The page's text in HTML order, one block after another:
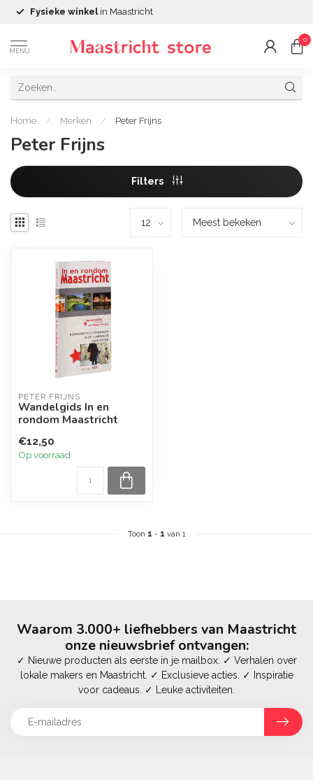
Fysieke winkel in Maastricht
MENU
0
Home / Merken / Peter Frijns
Peter Frijns
Filters
PETER FRIJNS
Wandelgids In en
rondom Maastricht
€12,50
Op voorraad
Toon 1 - 1 van 1
Waarom 3.000+ liefhebbers van Maastricht
onze nieuwsbrief ontvangen:
✓ Nieuwe producten als eerste in je mailbox. ✓ Verhalen over
lokale makers en Maastricht. ✓ Exclusieve acties. ✓ Inspiratie
voor cadeaus. ✓ Leuke activiteiten.